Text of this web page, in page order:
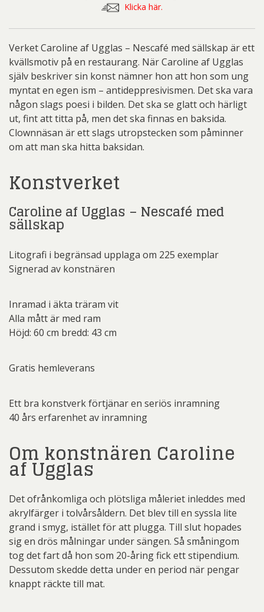
Klicka här.
Verket Caroline af Ugglas – Nescafé med sällskap är ett
kvällsmotiv på en restaurang. När Caroline af Ugglas
själv beskriver sin konst nämner hon att hon som ung
myntat en egen ism – antideppresivismen. Det ska vara
någon slags poesi i bilden. Det ska se glatt och härligt
ut, fint att titta på, men det ska finnas en baksida.
Clownnäsan är ett slags utropstecken som påminner
om att man ska hitta baksidan.
Konstverket
Caroline af Ugglas – Nescafé med
sällskap
Litografi i begränsad upplaga om 225 exemplar
Signerad av konstnären
Inramad i äkta träram vit
Alla mått är med ram
Höjd: 60 cm bredd: 43 cm
Gratis hemleverans
Ett bra konstverk förtjänar en seriös inramning
40 års erfarenhet av inramning
Om konstnären Caroline
af Ugglas
Det ofrånkomliga och plötsliga måleriet inleddes med
akrylfärger i tolvårsåldern. Det blev till en syssla lite
grand i smyg, istället för att plugga. Till slut hopades
sig en drös målningar under sängen. Så småningom
tog det fart då hon som 20-åring fick ett stipendium.
Dessutom skedde detta under en period när pengar
knappt räckte till mat.